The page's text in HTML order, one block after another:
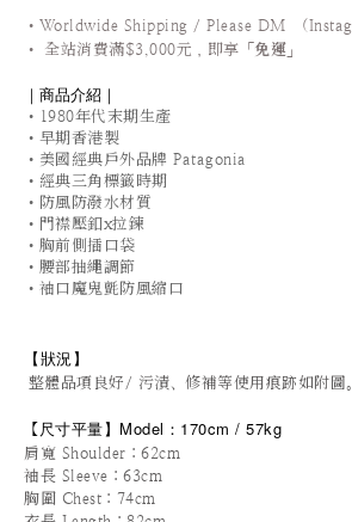
•Worldwide Shipping / Please DM
•
全站消費滿$3,000元，即享「 免運 」
｜商品介紹｜
•1980年代末期生產
•早期香港製
•美國經典戶外品牌 Patagonia
•經典三角標籤時期
•防風防潑水材質
•門襟壓釦x拉鍊
•胸前側插口袋
•腰部抽繩調節
•袖口魔鬼氈防風縮口
【狀況】
整體品項良好/ 污漬、修補等使用痕跡如附圖。
【 尺寸平量】 Model：170cm / 57kg
肩寬 Shoulder：62cm
袖長 Sleeve：63cm
胸圍 Chest：74cm